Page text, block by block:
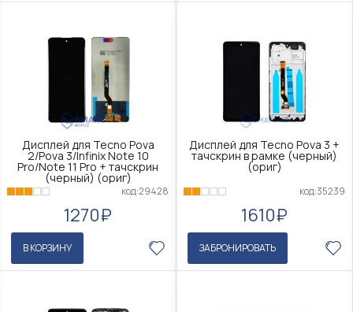
Дисплей для Tecno Pova
2/Pova 3/Infinix Note 10
Pro/Note 11 Pro + тачскрин
(черный) (ориг)
код:29428
1270₽
В КОРЗИНУ
Дисплей для Tecno Pova 3 +
тачскрин в рамке (черный)
(ориг)
код:35239
1610₽
ЗАБРОНИРОВАТЬ